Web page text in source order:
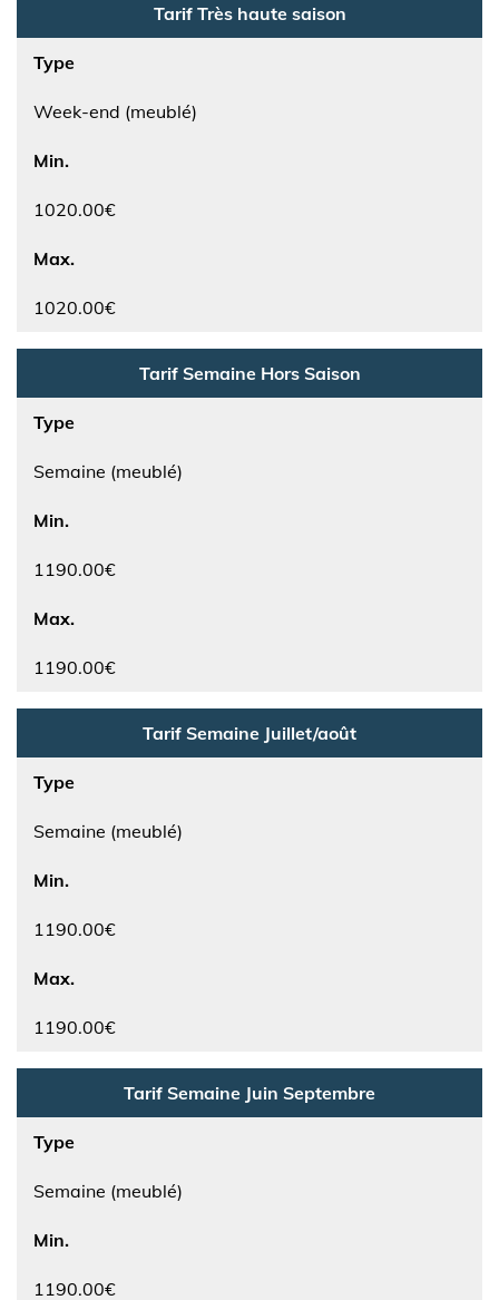
Tarif Très haute saison
Type
Week-end (meublé)
Min.
1020.00€
Max.
1020.00€
Tarif Semaine Hors Saison
Type
Semaine (meublé)
Min.
1190.00€
Max.
1190.00€
Tarif Semaine Juillet/août
Type
Semaine (meublé)
Min.
1190.00€
Max.
1190.00€
Tarif Semaine Juin Septembre
Type
Semaine (meublé)
Min.
1190.00€